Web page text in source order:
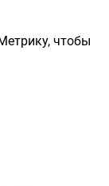
чтобы